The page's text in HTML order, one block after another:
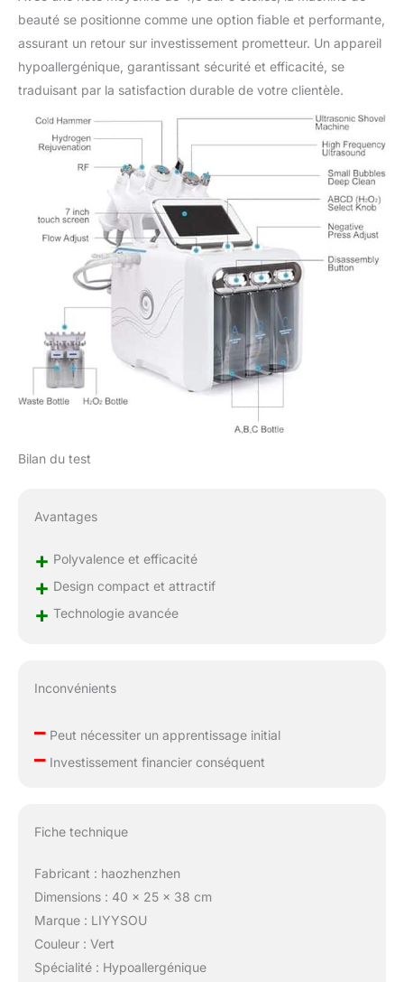
peau, qui favorise une
profonde et accélère
l'absorption. Appliquez
sur la ligne du menton,
cernes et les ridules
autour des yeux,
nettoyage en
profondeur,
tonification, améliorez
l'élasticité et l'éclat de
la peau, et rendez votre
peau plus hydratée et
éclatante. Beauté
éprouvée : une seule
utilisation, équivalente
à l'utilisation de 8
masques hydratants,
et ce produit n'entraîne
croisée ni inconfort. Il
beauté se positionne comme une option fiable et performante,
assurant un retour sur investissement prometteur. Un appareil
hypoallergénique, garantissant sécurité et efficacité, se
traduisant par la satisfaction durable de votre clientèle.
Bilan du test
Avantages
+ Polyvalence et efficacité
+ Design compact et attractif
+ Technologie avancée
Inconvénients
–Peut nécessiter un apprentissage initial
–Investissement financier conséquent
Fiche technique
Fabricant : haozhenzhen
Dimensions : 40 x 25 x 38 cm
Marque : LIYYSOU
Couleur : Vert
Spécialité : Hypoallergénique